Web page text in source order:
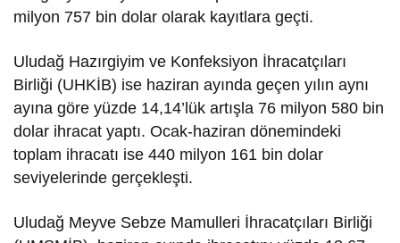
milyon 757 bin dolar olarak kayıtlara geçti.
Uludağ Hazırgiyim ve Konfeksiyon İhracatçıları
Birliği (UHKİB) ise haziran ayında geçen yılın aynı
ayına göre yüzde 14,14’lük artışla 76 milyon 580 bin
dolar ihracat yaptı. Ocak-haziran dönemindeki
toplam ihracatı ise 440 milyon 161 bin dolar
seviyelerinde gerçekleşti.
Uludağ Meyve Sebze Mamulleri İhracatçıları Birliği